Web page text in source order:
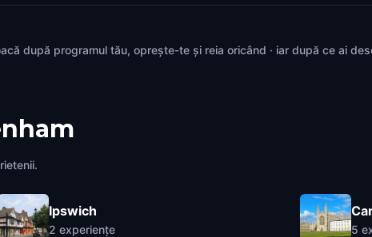
după programul tău, oprește-te și reia oricând · iar după ce ai
Ipswich
2 experiențe 5